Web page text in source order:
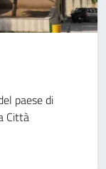
paese di
Città